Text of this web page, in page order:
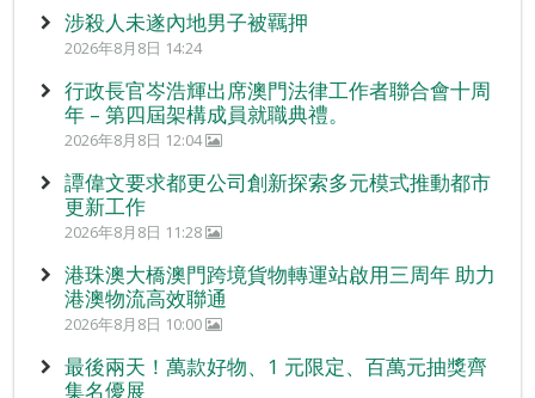
涉殺人未遂內地男子被羈押
2026年8月8日 14:24
行政長官岑浩輝出席澳門法律工作者聯合會十周
年 – 第四屆架構成員就職典禮。
2026年8月8日 12:04
譚偉文要求都更公司創新探索多元模式推動都市
更新工作
2026年8月8日 11:28
港珠澳大橋澳門跨境貨物轉運站啟用三周年 助力
港澳物流高效聯通
2026年8月8日 10:00
最後兩天！萬款好物、1 元限定、百萬元抽獎齊
集名優展